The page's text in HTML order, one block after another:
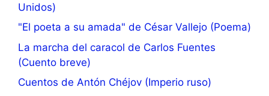
Unidos)
"El poeta a su amada" de César Vallejo (Poema)
La marcha del caracol de Carlos Fuentes
(Cuento breve)
Cuentos de Antón Chéjov (Imperio ruso)